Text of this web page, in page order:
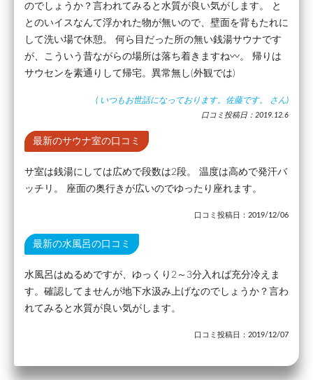
のでしょうか？言われてみると水質が良い気がします。 と
とのいイスなんて浮かれた物が無いので、壁面を背もたれに
して洗い場で休憩。 何ら目だった所の無い銭湯サウナです
が、こういう昔ながらの場所は落ち着きますね〰️。 帰りは
サウセンを素通りして帰宅。異常無し(外観では)
( いつもお世話になっております。佐藤です。 さん)
口コミ投稿日：2019.12.6
最新のサウナ室の口コミ
サ室は銭湯にしては広めで段数は2段。 温度は高めで発汗バ
ッチリ。 座面の奥行きが広いのでゆったり座れます。
口コミ投稿日：2019/12/06
最新の水風呂の口コミ
水風呂はぬるめですが、ゆっくり2～3分入れば充分冷えま
す。確認してませんが地下水汲み上げなのでしょうか？言わ
れてみると水質が良い気がします。
口コミ投稿日：2019/12/07